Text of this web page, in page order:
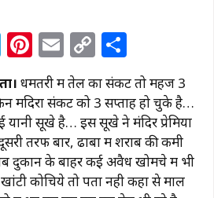
T
el
e
g
ra
m
Pi
n
te
re
st
E
m
ai
l
C
o
p
y
Li
n
h
ar
e
धमतरी में तेल का संकट तो महज 3
मदिरा संकट को 3 सप्ताह हो चुके है…
यानी सूखे है… इस सूखे ने मंदिर प्रेमियों
तरफ बार, ढाबों में शराब की कमी
दुकान के बाहर कई अवैध खोमचे में भी
कोचिये तो पता नही कहा से माल